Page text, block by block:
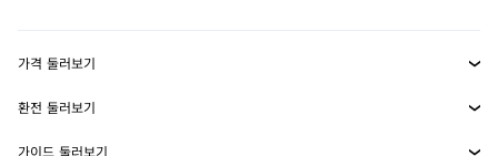
MetaMask Connect
가격 둘러보기
이더리움 가격
솔라나 가격
환전 둘러보기
가이드 둘러보기